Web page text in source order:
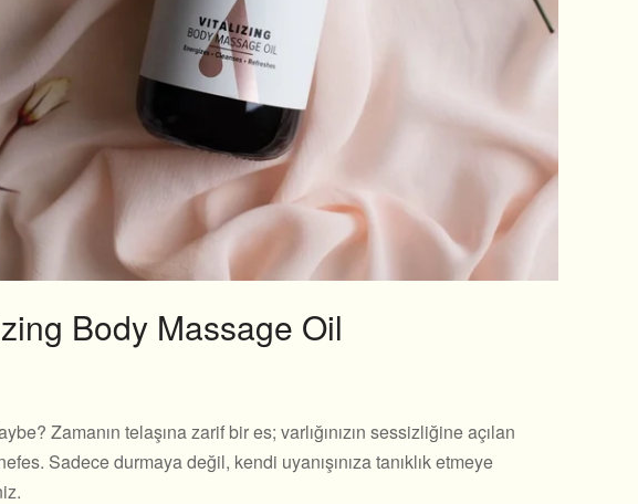
Body Massage Oil
Zamanın telaşına zarif bir es; varlığınızın sessizliğine açılan
Sadece durmaya değil, kendi uyanışınıza tanıklık etmeye